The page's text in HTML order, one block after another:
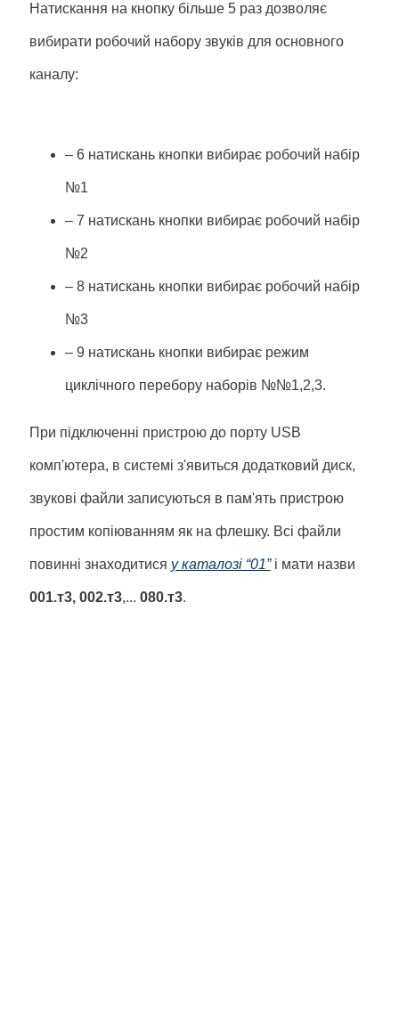
Натискання на кнопку більше 5 раз дозволяє
вибирати робочий набору звуків для основного
каналу:
– 6 натискань кнопки вибирає робочий набір
№1
– 7 натискань кнопки вибирає робочий набір
№2
– 8 натискань кнопки вибирає робочий набір
№3
– 9 натискань кнопки вибирає режим
циклічного перебору наборів №№1,2,3.
При підключенні пристрою до порту USB
комп'ютера, в системі з'явиться додатковий диск,
звукові файли записуються в пам'ять пристрою
простим копіюванням як на флешку. Всі файли
повинні знаходитися у каталозі “01”і мати назви
001.т3, 002.т3,... 080.т3.